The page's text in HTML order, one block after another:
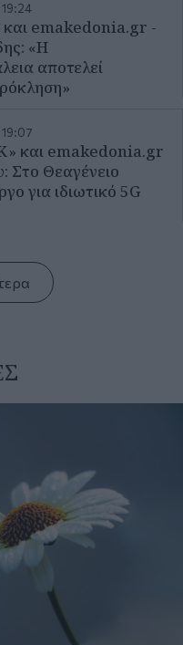
Θεαγένειο
για ιδιωτικό 5G
30 Ιουλίου
Φιλίας αλλά και η
Ανθρώπων
κατά της
Ανησυχία για